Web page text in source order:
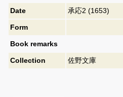
Date 承応2 (1653)
Form
Book remarks
Collection 佐野文庫